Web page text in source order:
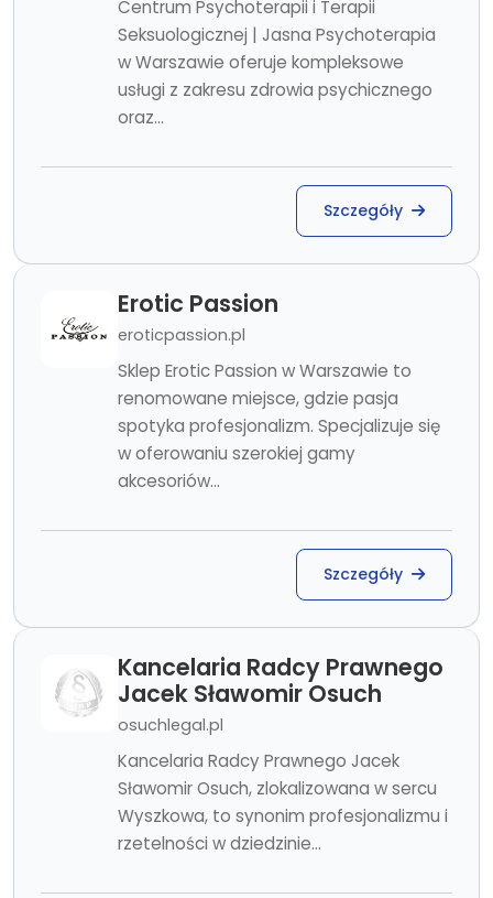
Centrum Psychoterapii i Terapii
Seksuologicznej | Jasna Psychoterapia
w Warszawie oferuje kompleksowe
usługi z zakresu zdrowia psychicznego
oraz...
Szczegóły
Erotic Passion
eroticpassion.pl
Sklep Erotic Passion w Warszawie to
renomowane miejsce, gdzie pasja
spotyka profesjonalizm. Specjalizuje się
w oferowaniu szerokiej gamy
akcesoriów...
Szczegóły
Kancelaria Radcy Prawnego
Jacek Sławomir Osuch
osuchlegal.pl
Kancelaria Radcy Prawnego Jacek
Sławomir Osuch, zlokalizowana w sercu
Wyszkowa, to synonim profesjonalizmu i
rzetelności w dziedzinie...